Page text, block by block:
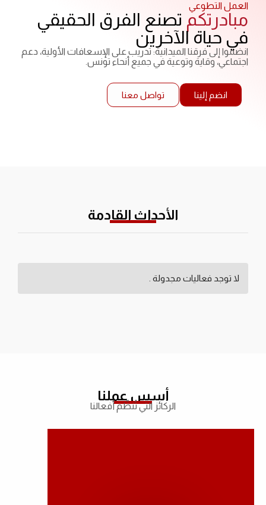
العمل التطوعي
مبادرتكم تصنع الفرق الحقيقي
في حياة الآخرين
انضموا إلى فرقنا الميدانية: تدريب على الإسعافات الأولية، دعم
اجتماعي، وقاية وتوعية في جميع أنحاء تونس.
انضم إلينا تواصل معنا
الأحداث القادمة
لا توجد فعاليات مجدولة .
أسس عملنا
الركائز التي تُنظّم أفعالنا